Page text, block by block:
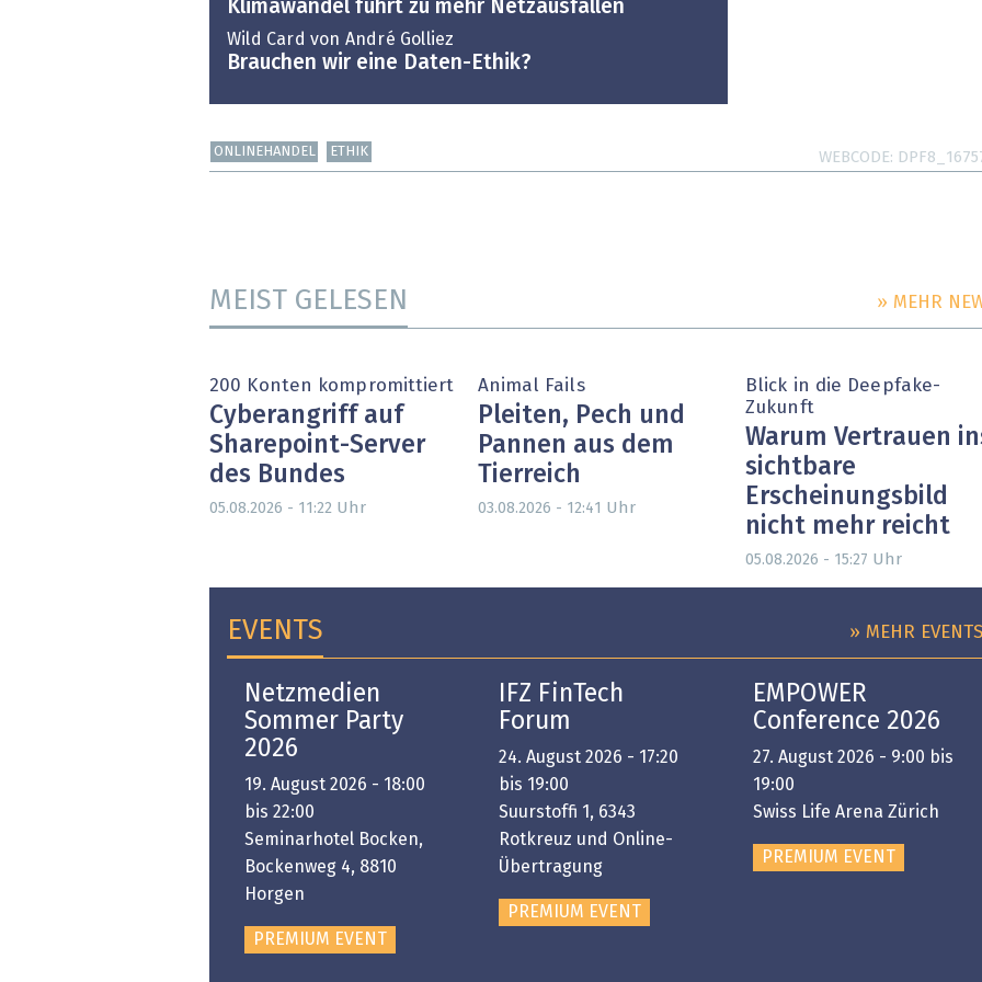
Klimawandel führt zu mehr Netzausfällen
Wild Card von André Golliez
Brauchen wir eine Daten-Ethik?
ONLINEHANDEL ETHIK WEBCODE
MEIST GELESEN » MEHR
200 Konten kompromittiert
Cyberangriff auf
Sharepoint-Server
des Bundes
05.08.2026 - 11:22 Uhr
Animal Fails
Pleiten, Pech und
Pannen aus dem
Tierreich
03.08.2026 - 12:41 Uhr
Blick in die Deepfake-
Zukunft
Warum Vertrauen
sichtbare
Erscheinungsbild
nicht mehr reicht
05.08.2026 - 15:27 Uhr
EVENTS » MEHR EVENTS
Netzmedien
Sommer Party
2026
19. August 2026 - 18:00
bis 22:00
Seminarhotel Bocken,
Bockenweg 4, 8810
Horgen
PREMIUM EVENT
IFZ FinTech
Forum
24. August 2026 - 17:20
bis 19:00
Suurstoffi 1, 6343
Rotkreuz und Online-
Übertragung
PREMIUM EVENT
EMPOWER
Conference 2026
27. August 2026 - 9:00 bis
19:00
Swiss Life Arena Zürich
PREMIUM EVENT